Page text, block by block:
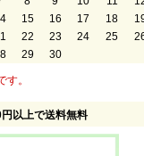
15 16 17 18
22 23 24 25
29 30
す。
以上で送料無料